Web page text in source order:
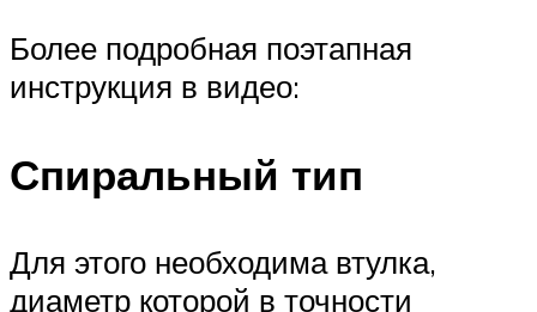
Более подробная поэтапная
инструкция в видео:
Спиральный тип
Для этого необходима втулка,
диаметр которой в точности